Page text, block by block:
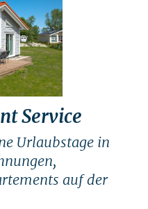
Service
Urlaubstage in
auf der